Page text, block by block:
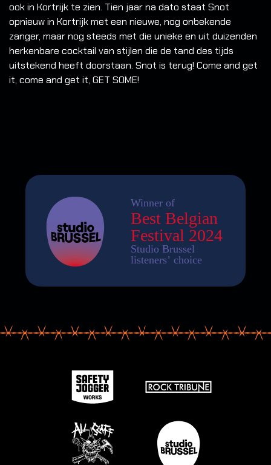
ook in Kortrijk te zien. Tien jaar na dato staat Snot
opnieuw in Kortrijk met een nieuwe, nog onbekende
zanger, maar nog steeds met die unieke en uit duizenden
herkenbare cocktail van stijlen die de tand des tijds
uitstekend heeft doorstaan. Snot is terug! Come and get
it, come and get it, GET SOME!